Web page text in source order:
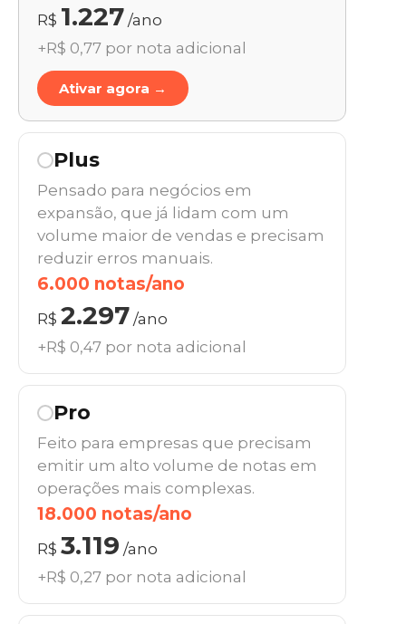
R$ 1.227 /ano
+R$ 0,77 por nota adicional
Ativar agora →
Plus
Pensado para negócios em
expansão, que já lidam com um
volume maior de vendas e precisam
reduzir erros manuais.
6.000 notas/ano
R$ 2.297 /ano
+R$ 0,47 por nota adicional
Pro
Feito para empresas que precisam
emitir um alto volume de notas em
operações mais complexas.
18.000 notas/ano
R$ 3.119 /ano
+R$ 0,27 por nota adicional